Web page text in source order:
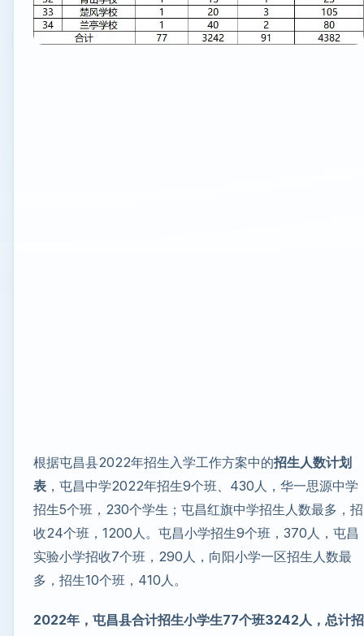
根据屯昌县2022年招生入学工作方案中的招生人数计划
表 ，屯昌中学2022年招生9个班、430人，华一思源中学
招生5个班，230个学生；屯昌红旗中学招生人数最多，招
收24个班，1200人。屯昌小学招生9个班，370人，屯昌
实验小学招收7个班，290人，向阳小学一区招生人数最
多，招生10个班，410人。
2022年，屯昌县合计招生小学生77个班3242人，总计招